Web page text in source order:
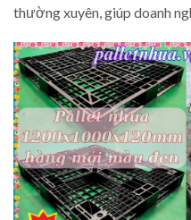
thường xuyên, giúp doanh